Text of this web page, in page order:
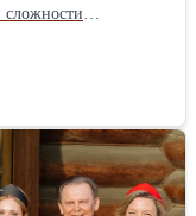
на дому,
и запчасти.
и она не меняется,
документов
Имеется
позволяет